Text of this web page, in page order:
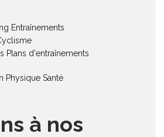
Entraînements
Plans d'entraînements
Physique Santé
à nos